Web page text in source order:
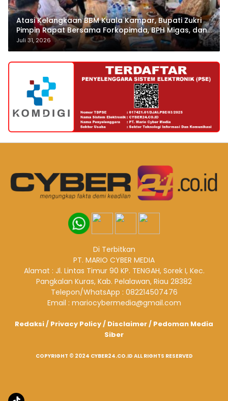
Atasi Kelangkaan BBM Kuala Kampar, Bupati Zukri
Pimpin Rapat Bersama Forkopimda, BPH Migas, dan
Pertamina
Juli 31, 2026
Di Terbitkan
PT. MARIO CYBER MEDIA
Alamat : Jl. Lintas Timur 90 KP. TENGAH, Sorek I, Kec.
Pangkalan Kuras, Kab. Pelalawan, Riau 28382
Telepon/WhatsApp : 082214507476
Email : mariocybermedia@gmail.com
Redaksi/ Privacy Policy/ Disclaimer/ Pedoman Media
Siber
COPYRIGHT © 2024 CYBER24.CO.ID ALL RIGHTS RESERVED